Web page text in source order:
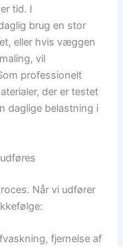
tid. I
brug en stor
eller hvis væggen
vil
professionelt
der er testet
daglige belastning i
Når vi udfører
fjernelse af